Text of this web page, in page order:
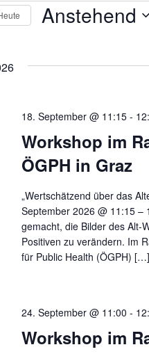
Anstehend
Workshop im
ÖGPH in Graz
18. September @ 11:15 -
„Wertschätzend über das
September 2026 @ 11:15 –
gemacht, die Bilder des Alt-
Positiven zu verändern. Im
für Public Health (ÖGPH) […]
Workshop im
24. September @ 11:00 -